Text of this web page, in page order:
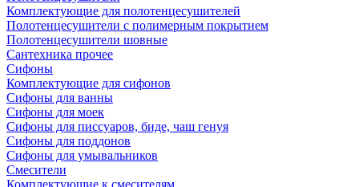
Комплектующие для полотенцесушителей
Полотенцесушители с полимерным покрытием
Полотенцесушители шовные
Сантехника прочее
Сифоны
Комплектующие для сифонов
Сифоны для ванны
Сифоны для моек
Сифоны для писсуаров, биде, чаш генуя
Сифоны для поддонов
Сифоны для умывальников
Смесители
Комплектующие к смесителям